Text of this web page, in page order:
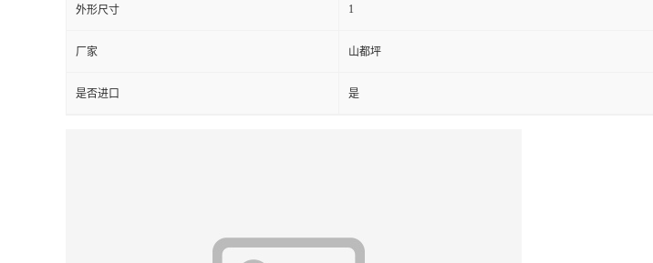
外形尺寸 1
厂家 山都坪
是否进口 是